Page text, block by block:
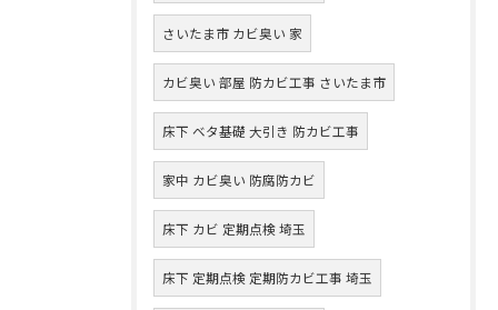
さいたま市 カビ臭い 家
カビ臭い 部屋 防カビ工事 さいたま市
床下 ベタ基礎 大引き 防カビ工事
家中 カビ臭い 防腐防カビ
床下 カビ 定期点検 埼玉
床下 定期点検 定期防カビ工事 埼玉